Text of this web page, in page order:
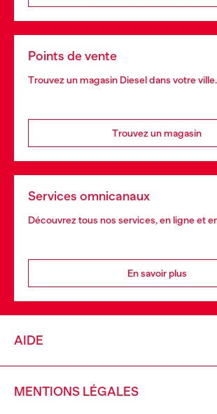
Points de vente
Trouvez un magasin Diesel dans votre ville.
Trouvez un magasin
Services omnicanaux
Découvrez tous nos services, en ligne et
En savoir plus
AIDE
MENTIONS LÉGALES